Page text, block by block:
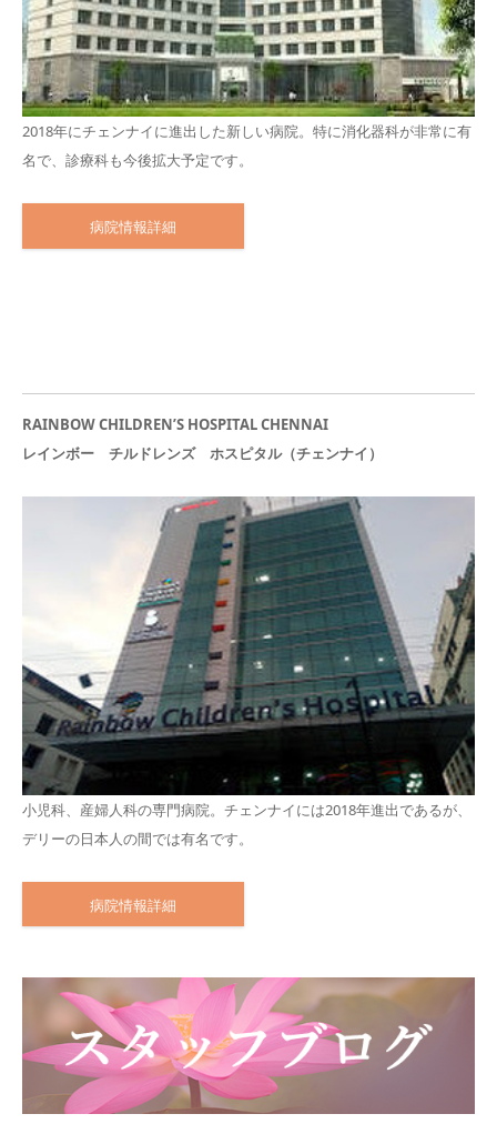
2018年にチェンナイに進出した新しい病院。特に消化器科が非常に有
名で、診療科も今後拡大予定です。
病院情報詳細
RAINBOW CHILDREN’S HOSPITAL CHENNAI
レインボー チルドレンズ ホスピタル（チェンナイ）
小児科、産婦人科の専門病院。チェンナイには2018年進出であるが、
デリーの日本人の間では有名です。
病院情報詳細